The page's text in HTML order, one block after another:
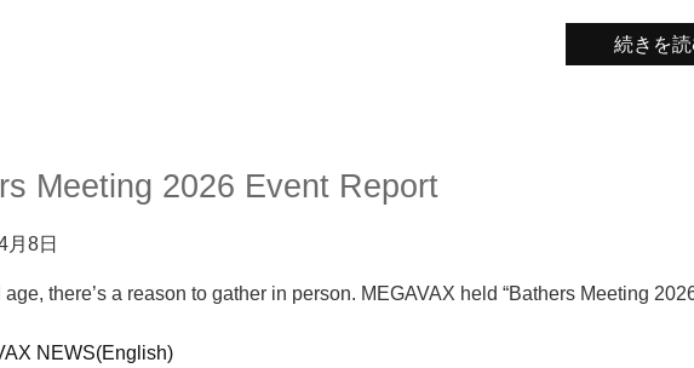
続きを
Meeting 2026 Event Report
月8日
age, there’s a reason to gather in person. MEGAVAX held “Bathers Meeting
NEWS(English)